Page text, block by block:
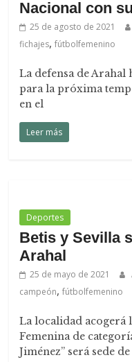
Nacional con
25 de agosto de 2021
fichajes,fútbolfemenino
La defensa de
para la próxima
en el
Leer más
Deportes
Betis y Sevilla
Arahal
25 de mayo de 2021
campeón,fútbolfemenino
La localidad acogerá
Femenina de
Jiménez” será sede de